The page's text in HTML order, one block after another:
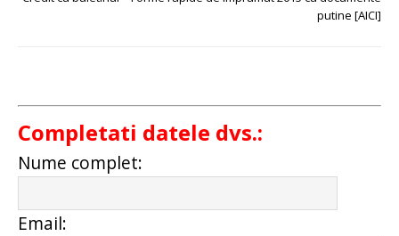
putine [AICI]
Completati datele dvs.:
Nume complet:
Email: